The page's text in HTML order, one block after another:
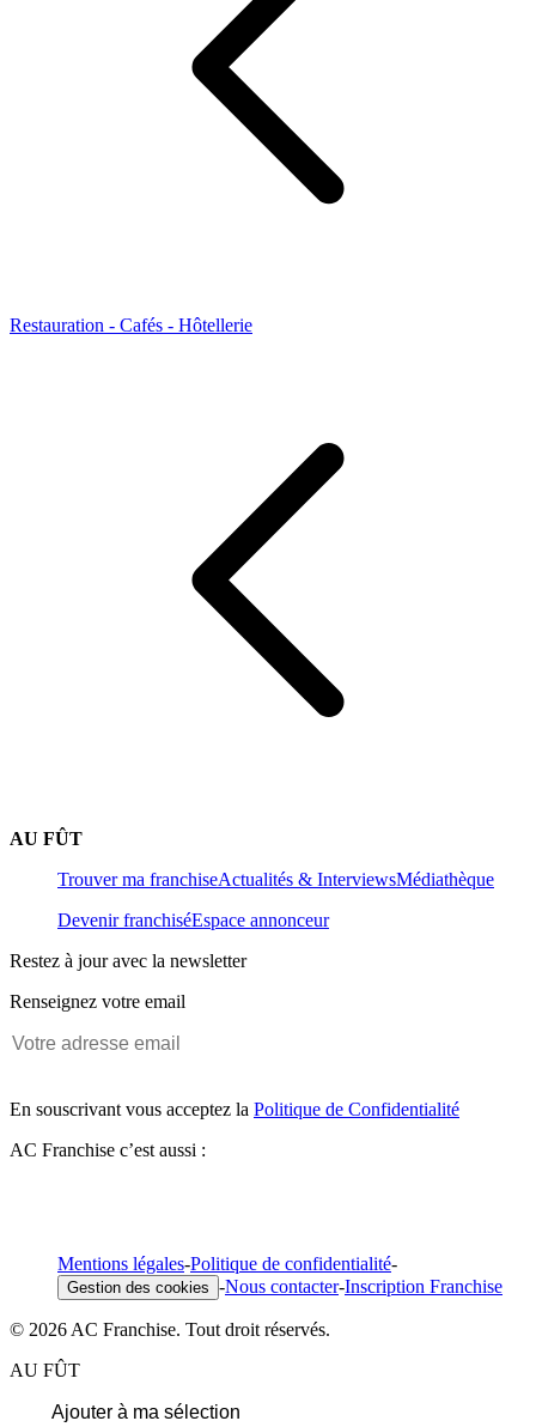
Restauration - Cafés - Hôtellerie
AU FÛT
Trouver ma franchiseActualités & InterviewsMédiathèque
Devenir franchiséEspace annonceur
Restez à jour avec la newsletter
Renseignez votre email
En souscrivant vous acceptez la Politique de Confidentialité
AC Franchise c’est aussi :
Mentions légales-Politique de confidentialité-
Gestion des cookies -Nous contacter-Inscription Franchise
© 2026 AC Franchise. Tout droit réservés.
AU FÛT
Ajouter à ma sélection